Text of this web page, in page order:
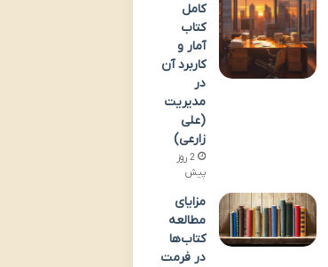
کامل
کتاب
آمار و
کاربرد آن
در
مدیریت
(علی
زارعی)
2 روز
پیش
مزایای
مطالعه
کتاب‌ها
در فرمت